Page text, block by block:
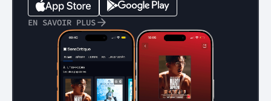
EN SAVOIR PLUS